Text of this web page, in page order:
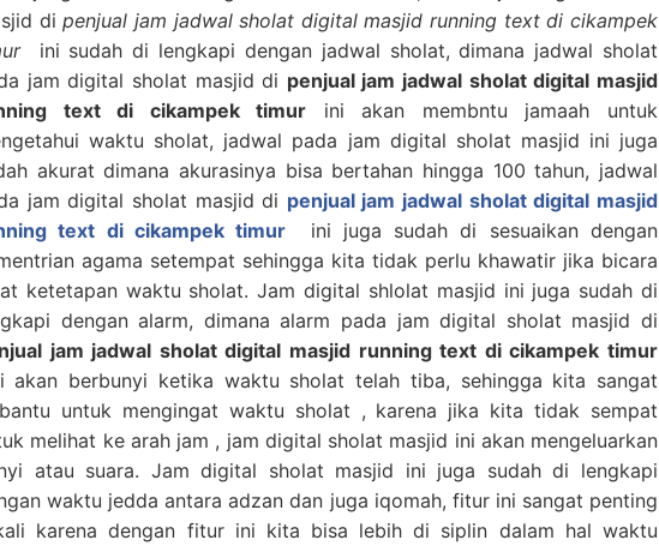
dipenjual jam jadwal sholat digital masjid running text di cikampek
ini sudah di lengkapi dengan jadwal sholat, dimana jadwal sholat
jam digital sholat masjid di penjual jam jadwal sholat digital masjid
text di cikampek timur ini akan membntu jamaah untuk
waktu sholat, jadwal pada jam digital sholat masjid ini juga
akurat dimana akurasinya bisa bertahan hingga 100 tahun, jadwal
jam digital sholat masjid di penjual jam jadwal sholat digital masjid
text di cikampek timur ini juga sudah di sesuaikan dengan
agama setempat sehingga kita tidak perlu khawatir jika bicara
ketetapan waktu sholat. Jam digital shlolat masjid ini juga sudah di
dengan alarm, dimana alarm pada jam digital sholat masjid di
jam jadwal sholat digital masjid running text di cikampek timur
akan berbunyi ketika waktu sholat telah tiba, sehingga kita sangat
untuk mengingat waktu sholat , karena jika kita tidak sempat
melihat ke arah jam , jam digital sholat masjid ini akan mengeluarkan
atau suara. Jam digital sholat masjid ini juga sudah di lengkapi
waktu jedda antara adzan dan juga iqomah, fitur ini sangat penting
karena dengan fitur ini kita bisa lebih di siplin dalam hal waktu